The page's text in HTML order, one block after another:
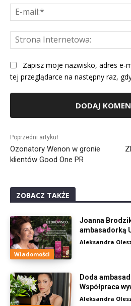
Zapisz moje nazwisko, adres e-
tej przeglądarce na następny raz,
Poprzedni artykuł
Ozonatory Wenon w gronie
klientów Good One PR
ZOBACZ TAKŻE
Wiadomości
Joanna
ambasadorką
Aleksandra
Doda
Współpraca
Aleksandra